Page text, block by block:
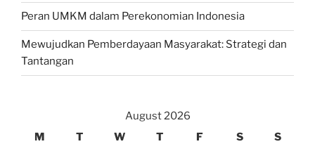
Peran UMKM dalam Perekonomian Indonesia
Mewujudkan Pemberdayaan Masyarakat: Strategi dan
Tantangan
August 2026
M
T W T F S S